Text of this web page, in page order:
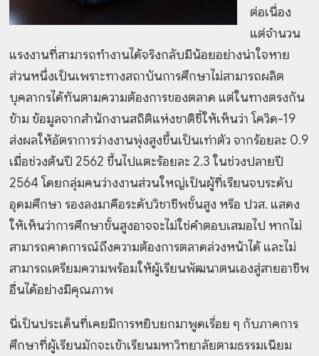
ต่อเนื่อง
แต่จำนวน
แรงงานที่สามารถทำงานได้จริงกลับมีน้อยอย่างน่าใจหาย
ส่วนหนึ่งเป็นเพราะทางสถาบันการศึกษาไม่สามารถผลิต
บุคลากรได้ทันตามความต้องการของตลาด แต่ในทางตรงกัน
ข้าม ข้อมูลจากสำนักงานสถิติแห่งชาติชี้ให้เห็นว่า โควิด-19
ส่งผลให้อัตราการว่างงานพุ่งสูงขึ้นเป็นเท่าตัว จากร้อยละ 0.9
เมื่อช่วงต้นปี 2562 ขึ้นไปแตะร้อยละ 2.3 ในช่วงปลายปี
2564 โดยกลุ่มคนว่างงานส่วนใหญ่เป็นผู้ที่เรียนจบระดับ
อุดมศึกษา รองลงมาคือระดับวิชาชีพชั้นสูง หรือ ปวส. แสดง
ให้เห็นว่าการศึกษาขั้นสูงอาจจะไม่ใช่คำตอบเสมอไป หากไม่
สามารถคาดการณ์ถึงความต้องการตลาดล่วงหน้าได้ และไม่
สามารถเตรียมความพร้อมให้ผู้เรียนพัฒนาตนเองสู่สายอาชีพ
อื่นได้อย่างมีคุณภาพ
นี่เป็นประเด็นที่เคยมีการหยิบยกมาพูดเรื่อย ๆ กับภาคการ
ศึกษาที่ผู้เรียนมักจะเข้าเรียนมหาวิทยาลัยตามธรรมเนียม